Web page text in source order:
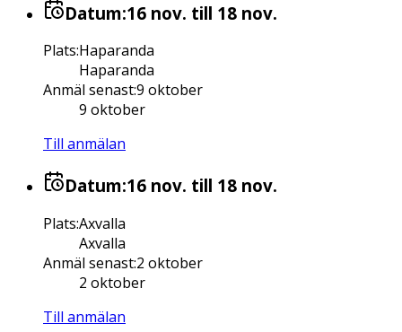
Datum:16 nov. till 18 nov.
Plats:Haparanda
Haparanda
Anmäl senast:9 oktober
9 oktober
Till anmälan
Datum:16 nov. till 18 nov.
Plats:Axvalla
Axvalla
Anmäl senast:2 oktober
2 oktober
Till anmälan